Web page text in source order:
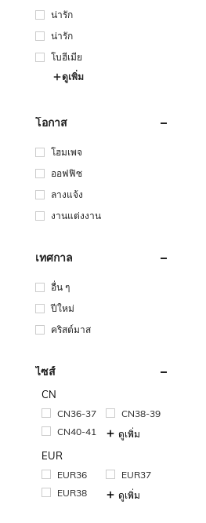
น่ารัก
น่ารัก
โบฮีเมีย
ดูเพิ่ม
โอกาส
โฮมเพจ
ออฟฟิซ
ลางแจ้ง
งานแต่งงาน
เทศกาล
อื่น ๆ
ปีใหม่
คริสต์มาส
ไซส์
CN
CN36-37
CN38-39
CN40-41
ดูเพิ่ม
EUR
EUR36
EUR37
EUR38
ดูเพิ่ม